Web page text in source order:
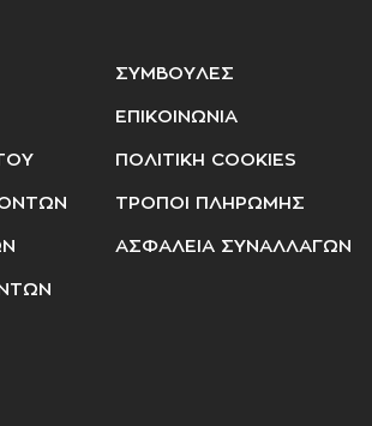
ΣΥΜΒΟΥΛΕΣ
ΕΠΙΚΟΙΝΩΝΙΑ
ΠΟΛΙΤΙΚΗ COOKIES
ΤΡΟΠΟΙ ΠΛΗΡΩΜΗΣ
ΑΣΦΑΛΕΙΑ ΣΥΝΑΛΛΑΓΩΝ